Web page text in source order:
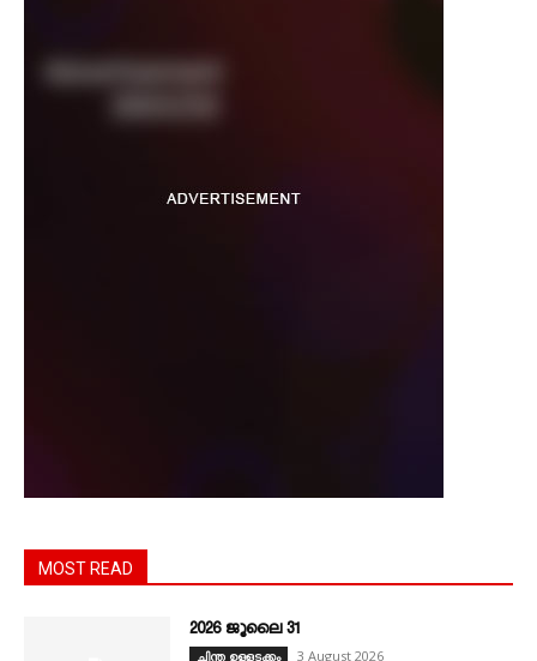
MOST READ
2026 ജൂലൈ 31
ചിന്ത ഉള്ളടക്കം 3 August 2026